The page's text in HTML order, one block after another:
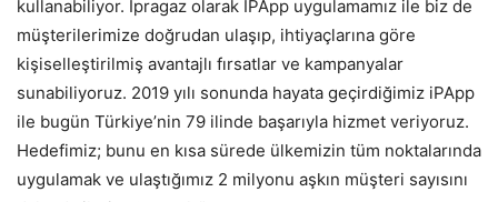
kullanabiliyor. İpragaz olarak IPApp uygulamamız ile biz de
müşterilerimize doğrudan ulaşıp, ihtiyaçlarına göre
kişiselleştirilmiş avantajlı fırsatlar ve kampanyalar
sunabiliyoruz. 2019 yılı sonunda hayata geçirdiğimiz iPApp
ile bugün Türkiye’nin 79 ilinde başarıyla hizmet veriyoruz.
Hedefimiz; bunu en kısa sürede ülkemizin tüm noktalarında
uygulamak ve ulaştığımız 2 milyonu aşkın müşteri sayısını